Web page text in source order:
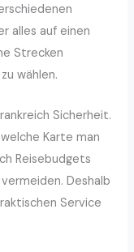
alles auf einen
Strecken
wählen.
Sicherheit.
Karte man
Reisebudgets
Deshalb
Service